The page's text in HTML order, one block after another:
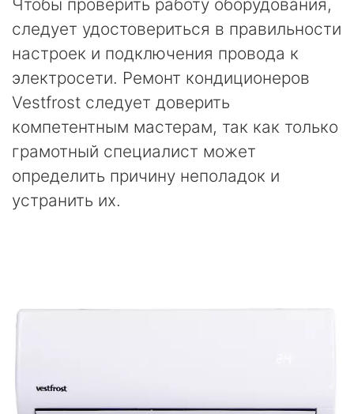
Чтобы проверить работу оборудования,
следует удостовериться в правильности
настроек и подключения провода к
электросети. Ремонт кондиционеров
Vestfrost следует доверить
компетентным мастерам, так как только
грамотный специалист может
определить причину неполадок и
устранить их.